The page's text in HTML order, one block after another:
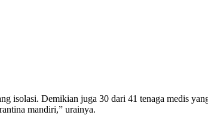
isolasi. Demikian juga 30 dari 41 tenaga medis
mandiri,” urainya.